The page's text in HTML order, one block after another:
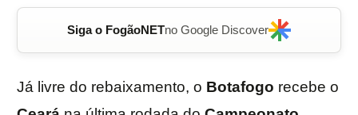
Siga o FogãoNETno Google Discover
Já livre do rebaixamento, o Botafogo recebe o